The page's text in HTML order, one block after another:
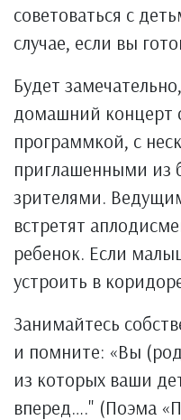
советоваться с
случае, если вы
Будет
домашний концерт
программкой, с
приглашенными из
зрителями.
встретят
ребенок. Если
устроить в
Занимайтесь
и помните: «Вы
из которых ваши
вперед…." (Поэма